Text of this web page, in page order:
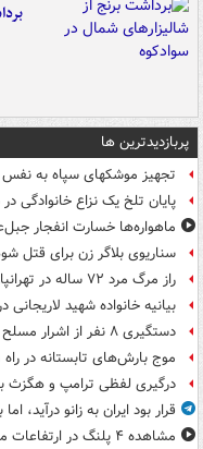
پربازدیدترین ها
تجهیز موشکهای سپاه به
پایان تلخ یک نزاع خانوادگی در
ماهواره‌ها خسارت انفجار
سناریوی بلاگر زن برای قتل
راز مرگ مرد ۷۲ ساله در تهرانپارس فاش شد
بیانیه خانواده شهید
دستگیری ۸ نفر از اشرار مسلح شاخص و مرتبطین گروهک های تروریستی
موج بارش‌های تابستانه در راه ۱۱ استان
درگیری لفظی ترامپ و هگزث
قرار بود ایران به زانو درآید،
مشاهده ۴ پلنگ در ارتفاعات میناب